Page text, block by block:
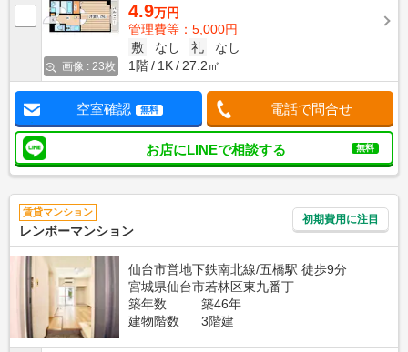
画像 : 23枚
4.9万円
管理費等：5,000円
敷
なし 礼
なし
1階
1K 27.2㎡
空室確認 無料 電話で問合せ
お店にLINEで相談する 無料
賃貸マンション
レンボーマンション
初期費用に注目
仙台市営地下鉄南北線/五橋駅 徒歩9分
宮城県仙台市若林区東九番丁
築年数
築46年
建物階数
3階建